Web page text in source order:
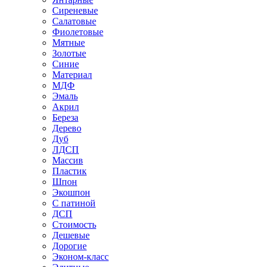
Сиреневые
Салатовые
Фиолетовые
Мятные
Золотые
Синие
Материал
МДФ
Эмаль
Акрил
Береза
Дерево
Дуб
ЛДСП
Массив
Пластик
Шпон
Экошпон
С патиной
ДСП
Стоимость
Дешевые
Дорогие
Эконом-класс